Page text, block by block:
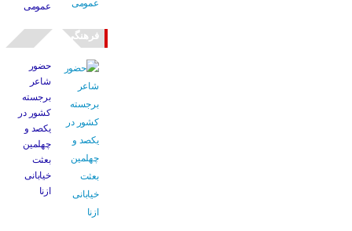
عمومی
فرهنگی
حضور
شاعر
برجسته
کشور در
یکصد و
چهلمین
بعثت
خیابانی
ازنا